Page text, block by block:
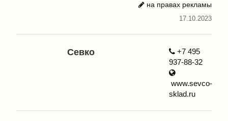
на правах рекламы
17.10.2023
Севко
+7 495
937-88-32
www.sevco-
sklad.ru